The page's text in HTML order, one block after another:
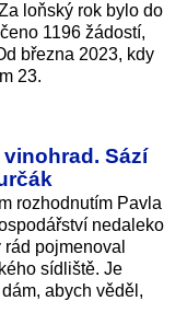
loňský rok bylo do
1196 žádostí,
března 2023, kdy
23.
Sází
rozhodnutím Pavla
nedaleko
pojmenoval
sídliště. Je
abych věděl,